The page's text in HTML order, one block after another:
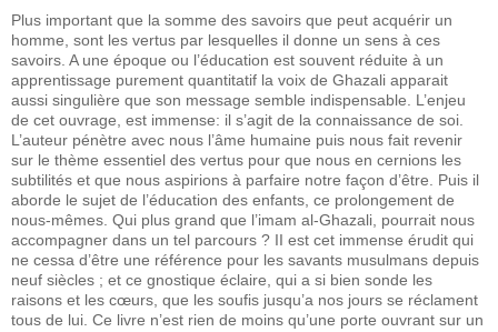
Plus important que la somme des savoirs que peut acquérir un
homme, sont les vertus par lesquelles il donne un sens à ces
savoirs. A une époque ou l’éducation est souvent réduite à un
apprentissage purement quantitatif la voix de Ghazali apparait
aussi singulière que son message semble indispensable. L’enjeu
de cet ouvrage, est immense: il s’agit de la connaissance de soi.
L’auteur pénètre avec nous l’âme humaine puis nous fait revenir
sur le thème essentiel des vertus pour que nous en cernions les
subtilités et que nous aspirions à parfaire notre façon d’être. Puis il
aborde le sujet de l’éducation des enfants, ce prolongement de
nous-mêmes. Qui plus grand que l’imam al-Ghazali, pourrait nous
accompagner dans un tel parcours ? II est cet immense érudit qui
ne cessa d’être une référence pour les savants musulmans depuis
neuf siècles ; et ce gnostique éclaire, qui a si bien sonde les
raisons et les cœurs, que les soufis jusqu’a nos jours se réclament
tous de lui. Ce livre n’est rien de moins qu’une porte ouvrant sur un